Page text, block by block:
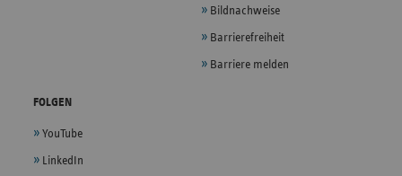
Bildnachweise
Barrierefreiheit
Barriere melden
FOLGEN
YouTube
LinkedIn